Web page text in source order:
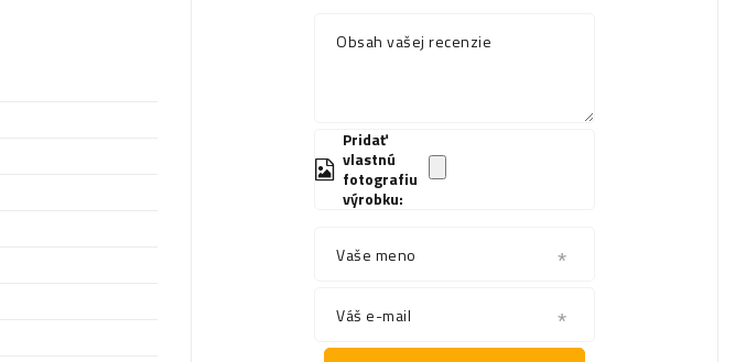
Obsah vašej recenzie
Pridať
vlastnú
fotografiu
výrobku:
Vaše meno
Váš e-mail